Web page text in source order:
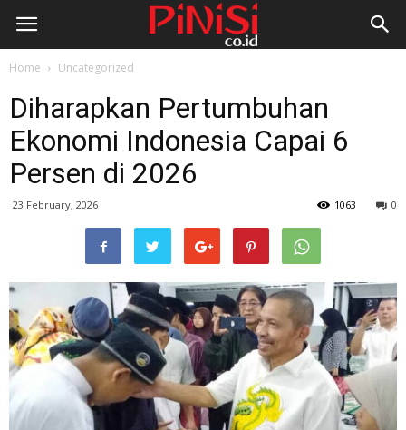
Home Uncategorized
Diharapkan Pertumbuhan
Ekonomi Indonesia Capai 6
Persen di 2026
23 February, 2026 0
1063